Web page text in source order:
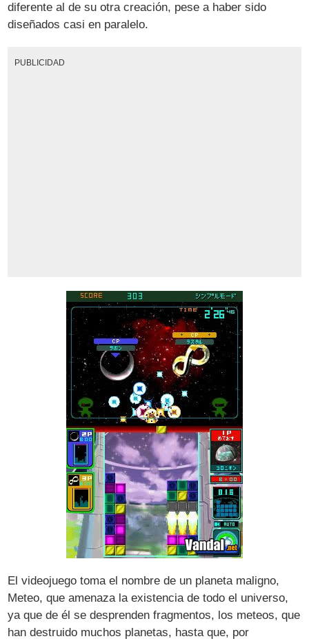
diferente al de su otra creación, pese a haber sido
diseñados casi en paralelo.
PUBLICIDAD
El videojuego toma el nombre de un planeta maligno,
Meteo, que amenaza la existencia de todo el universo,
ya que de él se desprenden fragmentos, los meteos, que
han destruido muchos planetas, hasta que, por